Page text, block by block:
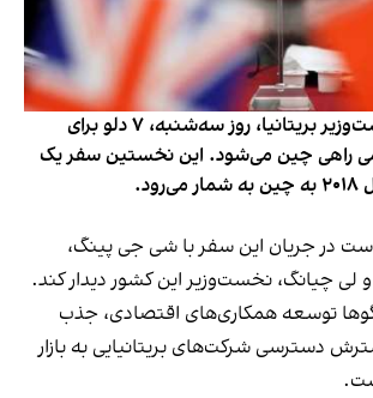
کی‌یر استارمر، نخست‌وزیر بریتانیا، روز سه‌شنبه، ۷ دلو برای
راهی چین می‌شود. این نخستین سفر یک
است در جریان این سفر با شی جی پینگ،
چیانگ، نخست‌وزیر این کشور دیدار کند.
توسعه همکاری‌های اقتصادی، جذب
دسترسی شرکت‌های بریتانیایی به بازار